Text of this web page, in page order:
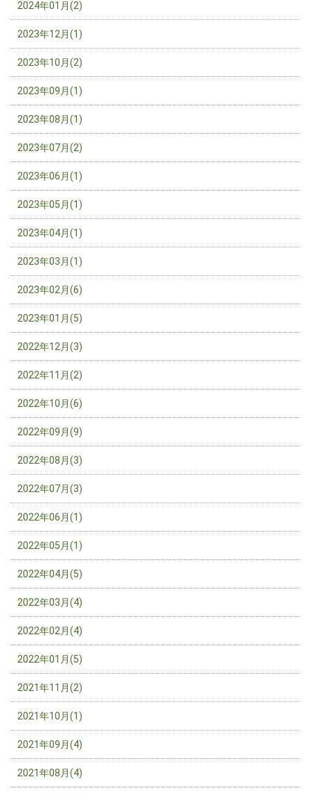
2024年01月(2)
2023年12月(1)
2023年10月(2)
2023年09月(1)
2023年08月(1)
2023年07月(2)
2023年06月(1)
2023年05月(1)
2023年04月(1)
2023年03月(1)
2023年02月(6)
2023年01月(5)
2022年12月(3)
2022年11月(2)
2022年10月(6)
2022年09月(9)
2022年08月(3)
2022年07月(3)
2022年06月(1)
2022年05月(1)
2022年04月(5)
2022年03月(4)
2022年02月(4)
2022年01月(5)
2021年11月(2)
2021年10月(1)
2021年09月(4)
2021年08月(4)